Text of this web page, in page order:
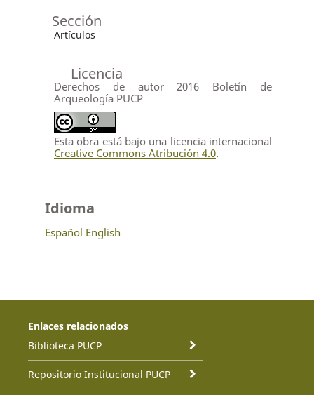
Sección
Artículos
Licencia
Derechos de autor 2016 Boletín de
Arqueología PUCP
Esta obra está bajo una licencia internacional
Creative Commons Atribución 4.0.
Idioma
Español English
Enlaces relacionados
Biblioteca PUCP
Repositorio Institucional PUCP